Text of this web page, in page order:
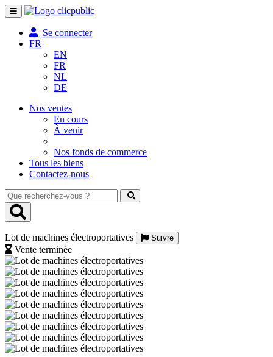
Toggle
navigation
Se connecter
FR
EN
FR
NL
DE
Nos ventes
En cours
À venir
Nos fonds de commerce
Tous les biens
Contactez-nous
Que
recherchez-
vous
Lot de machines électroportatives
Suivre
Vente terminée